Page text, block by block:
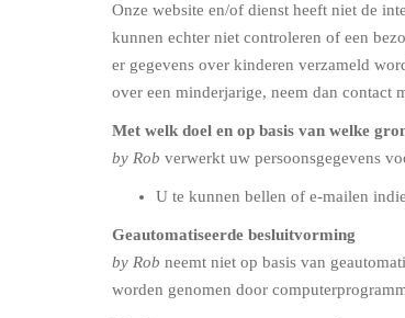
Onze website en/of dienst heeft niet de
kunnen echter niet controleren of een
er gegevens over kinderen verzameld
over een minderjarige, neem dan contact
Met welk doel en op basis van welke
by Rob verwerkt uw persoonsgegevens
U te kunnen bellen of e-mailen
Geautomatiseerde besluitvorming
by Rob neemt niet op basis van
worden genomen door